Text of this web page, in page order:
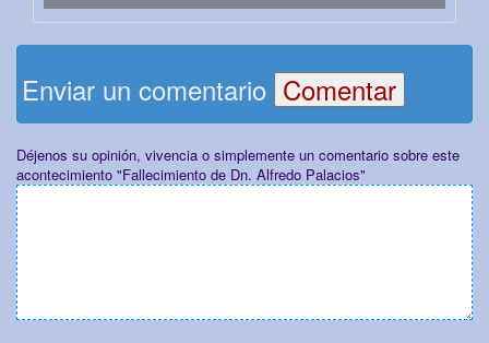
Enviar un comentario
Déjenos su opinión, vivencia o simplemente un comentario sobre este
acontecimiento "Fallecimiento de Dn. Alfredo Palacios"